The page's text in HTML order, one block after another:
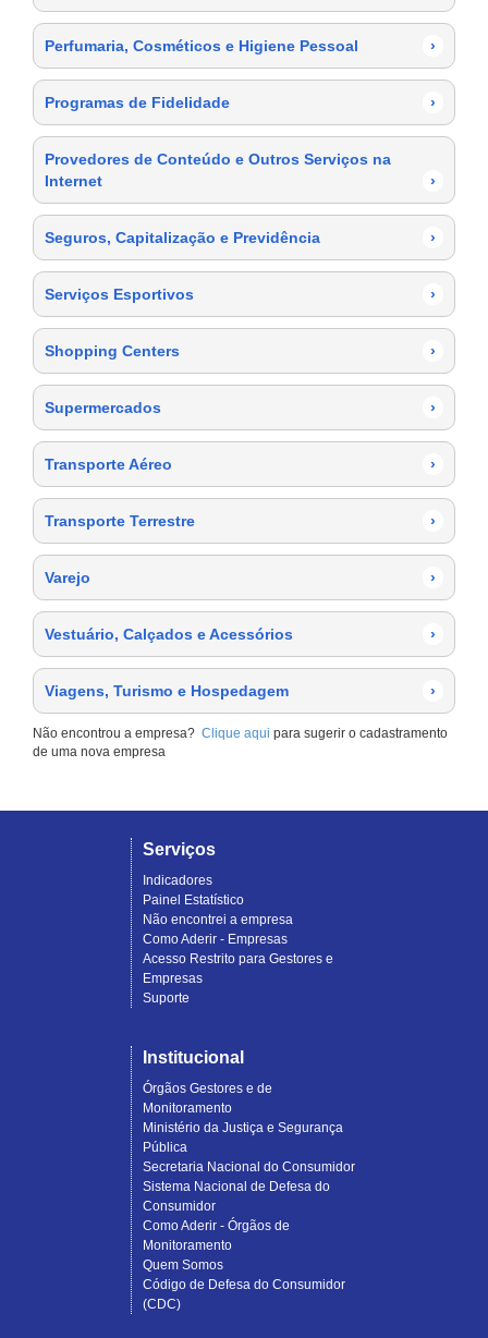
Perfumaria, Cosméticos e Higiene Pessoal ›
Programas de Fidelidade ›
Provedores de Conteúdo e Outros Serviços na
Internet
›
Seguros, Capitalização e Previdência ›
Serviços Esportivos ›
Shopping Centers ›
Supermercados ›
Transporte Aéreo ›
Transporte Terrestre ›
Varejo ›
Vestuário, Calçados e Acessórios ›
Viagens, Turismo e Hospedagem ›
Não encontrou a empresa? Clique aqui para sugerir o cadastramento
de uma nova empresa
Serviços
Indicadores
Painel Estatístico
Não encontrei a empresa
Como Aderir - Empresas
Acesso Restrito para Gestores e
Empresas
Suporte
Institucional
Órgãos Gestores e de
Monitoramento
Ministério da Justiça e Segurança
Pública
Secretaria Nacional do Consumidor
Sistema Nacional de Defesa do
Consumidor
Como Aderir - Órgãos de
Monitoramento
Quem Somos
Código de Defesa do Consumidor
(CDC)